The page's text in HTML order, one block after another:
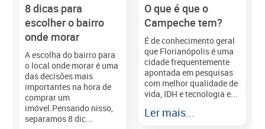
8 dicas para
escolher o bairro
onde morar
A escolha do bairro para
o local onde morar é uma
das decisões mais
importantes na hora de
comprar um
imóvel.Pensando nisso,
separamos 8 dic...
O que é que o
Campeche tem?
É de conhecimento geral
que Florianópolis é uma
cidade frequentemente
apontada em pesquisas
com melhor qualidade de
vida, IDH e tecnologia e...
Ler mais...